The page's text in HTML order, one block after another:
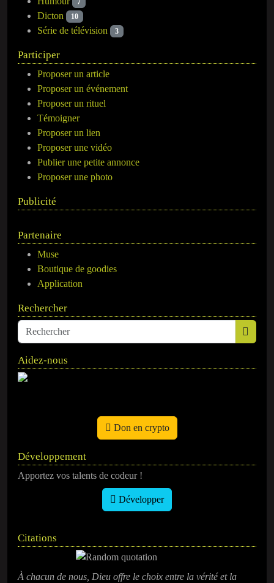
7
Dicton 10
Série de télévision 3
Participer
Proposer un article
Proposer un événement
Proposer un rituel
Témoigner
Proposer un lien
Proposer une vidéo
Publier une petite annonce
Proposer une photo
Publicité
Partenaire
Muse
Boutique de goodies
Application
Rechercher
Aidez-nous
Don en crypto
Développement
Apportez vos talents de codeur !
Développer
Citations
À chacun de nous, Dieu offre le choix entre la vérité et la